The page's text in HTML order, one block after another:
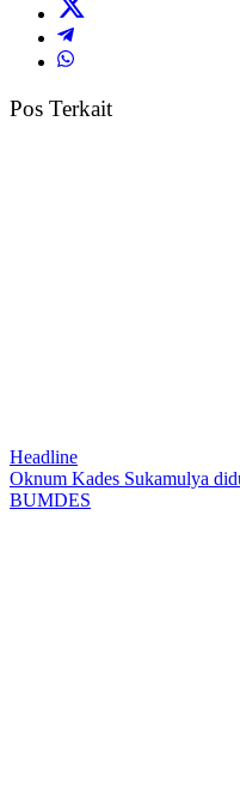
Pos Terkait
Headline
Oknum Kades Sukamulya
BUMDES